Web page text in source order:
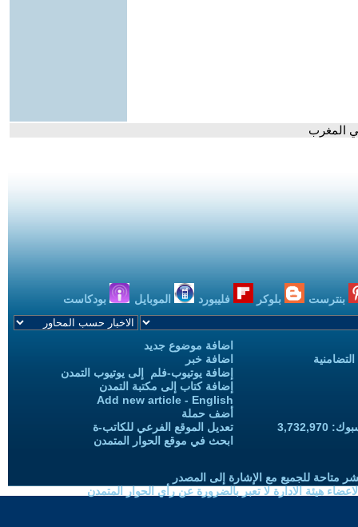
المغرب
بنترست بلوكر فليبورد الموبايل بودكاست
اضافة موضوع جديد
اضافة خبر
إضافة يوتيوب-فلم إلى يوتيوب التمدن
إضافة كتاب إلى مكتبة التمدن
Add new article - English
أضف حملة
تعديل الموقع الفرعي للكاتب-ة
ابحث في موقع الحوار المتمدن
متاحة للجميع مع الإشارة إلى المصدر
هيئة الادارة لا تعبر بالضرورة عن رأي الحوار المتمدن